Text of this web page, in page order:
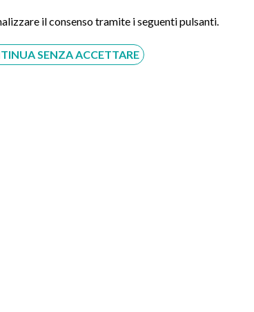
il consenso tramite i seguenti pulsanti.
SENZA ACCETTARE